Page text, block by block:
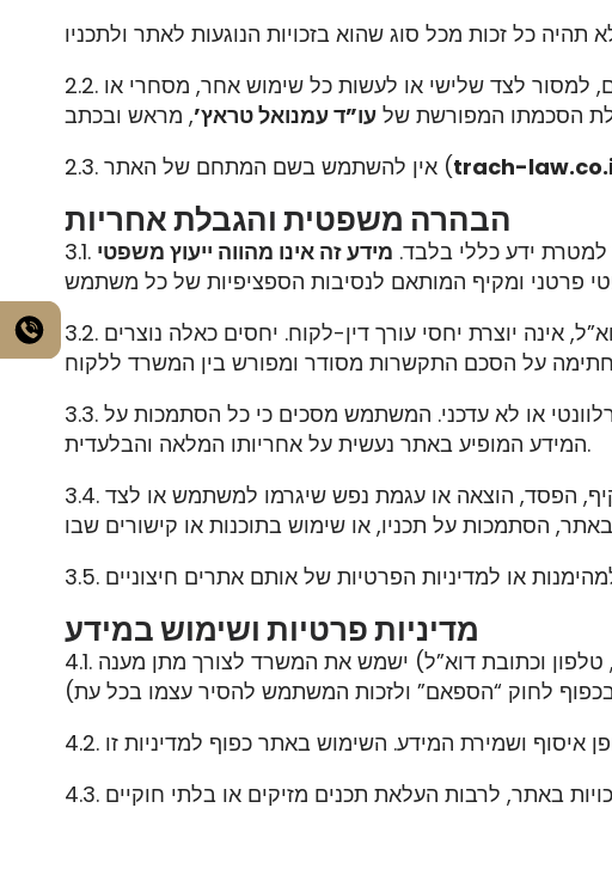
2.2. אין לשנות, לשכתב, לתקן, למחוק, להוסיף, להעתיק, לצלם, לשכפל, לפרסם, להציג בפומבי, להפיץ, לתרגם, למסור לצד שלישי או לעשות כל שימוש אחר, מסחרי או
הסכמתו המפורשת שלעו”ד עמנואל טראץ’
2.3. אין להשתמש בשם המתחם של האתר (trach-
הבהרה משפטית והגבלת אחריות
3.1. למטרת ידע כללי בלבד. מידע זה אינו מהווה ייעוץ משפטי
3.2. אינה יוצרת יחסי עורך דין-לקוח. יחסים כאלה נוצרים
3.3. או לא עדכני. המשתמש מסכים כי כל הסתמכות על
המידע המופיע באתר נעשית על אחריותו המלאה והבלעדית.
3.4. הפסד, הוצאה או עגמת נפש שיגרמו למשתמש או לצד
3.5.
מדיניות פרטיות ושימוש במידע
4.1. וכתובת דוא”ל) ישמש את המשרד לצורך מתן מענה
4.2.
4.3.